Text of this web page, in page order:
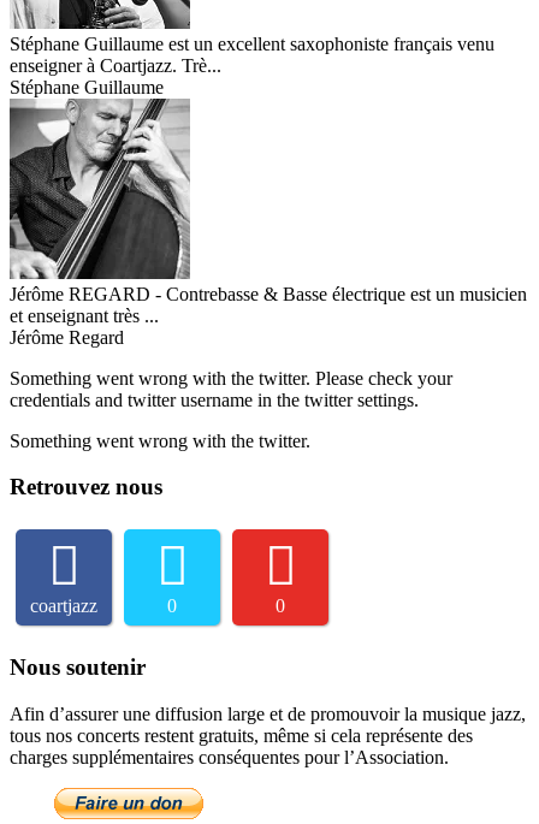
Stéphane Guillaume est un excellent saxophoniste français venu
enseigner à Coartjazz. Trè...
Stéphane Guillaume
Jérôme REGARD - Contrebasse & Basse électrique est un musicien
et enseignant très ...
Jérôme Regard
Something went wrong with the twitter. Please check your
credentials and twitter username in the twitter settings.
Something went wrong with the twitter.
Retrouvez nous
coartjazz 0 0
Nous soutenir
Afin d’assurer une diffusion large et de promouvoir la musique jazz,
tous nos concerts restent gratuits, même si cela représente des
charges supplémentaires conséquentes pour l’Association.